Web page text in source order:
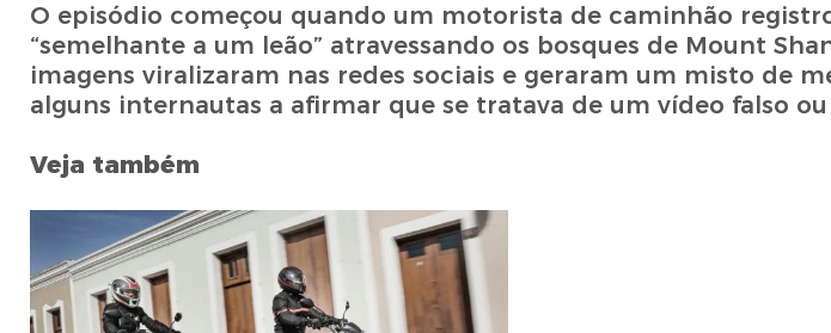
O episódio começou quando um motorista de caminhão
“semelhante a um leão” atravessando os bosques de Mount
imagens viralizaram nas redes sociais e geraram um misto de
alguns internautas a afirmar que se tratava de um vídeo falso
Veja também